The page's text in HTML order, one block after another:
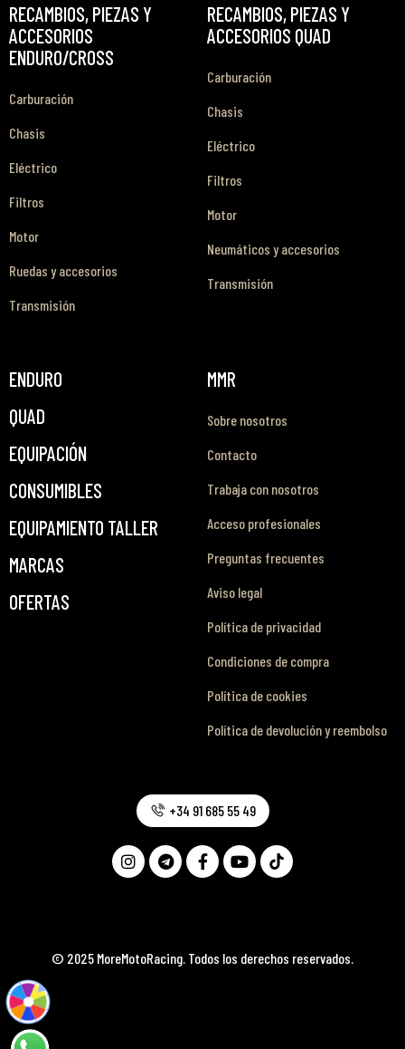
RECAMBIOS, PIEZAS Y
ACCESORIOS
ENDURO/CROSS
Carburación
Chasis
Eléctrico
Filtros
Motor
Ruedas y accesorios
Transmisión
RECAMBIOS, PIEZAS Y
ACCESORIOS QUAD
Carburación
Chasis
Eléctrico
Filtros
Motor
Neumáticos y accesorios
Transmisión
ENDURO
QUAD
EQUIPACIÓN
CONSUMIBLES
EQUIPAMIENTO TALLER
MARCAS
OFERTAS
MMR
Sobre nosotros
Contacto
Trabaja con nosotros
Acceso profesionales
Preguntas frecuentes
Aviso legal
Política de privacidad
Condiciones de compra
Política de cookies
Política de devolución y reembolso
© 2025 MoreMotoRacing. Todos los derechos reservados.
+34 91 685 55 49